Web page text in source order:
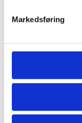
Markedsføring